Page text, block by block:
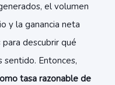
el volumen
y la ganancia neta
descubrir qué
Entonces,
tasa razonable de